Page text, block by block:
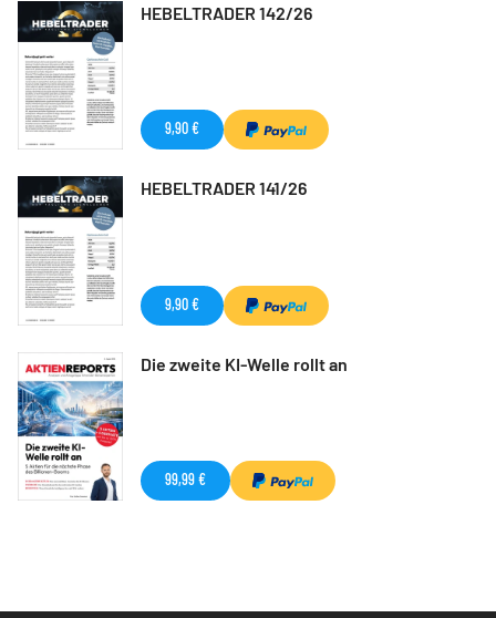
HEBELTRADER 142/26
9,90 €
HEBELTRADER 141/26
9,90 €
Die zweite KI-Welle rollt an
99,99 €